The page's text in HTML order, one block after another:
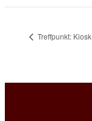
Treffpunkt: Kiosk